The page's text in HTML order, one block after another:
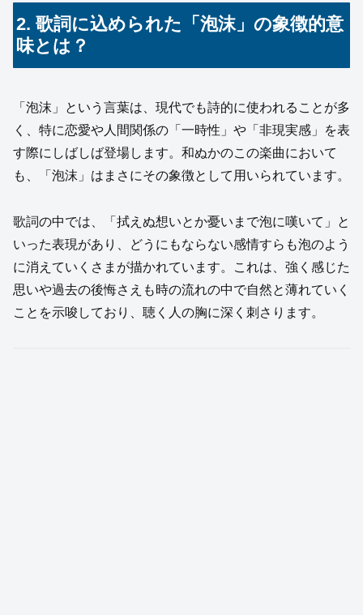
2. 歌詞に込められた「泡沫」の象徴的意
味とは？
「泡沫」という言葉は、現代でも詩的に使われることが多
く、特に恋愛や人間関係の「一時性」や「非現実感」を表
す際にしばしば登場します。和ぬかのこの楽曲において
も、「泡沫」はまさにその象徴として用いられています。
歌詞の中では、「拭えぬ想いとか憂いまで泡に嘆いて」と
いった表現があり、どうにもならない感情すらも泡のよう
に消えていくさまが描かれています。これは、強く感じた
思いや過去の後悔さえも時の流れの中で自然と薄れていく
ことを示唆しており、聴く人の胸に深く刺さります。